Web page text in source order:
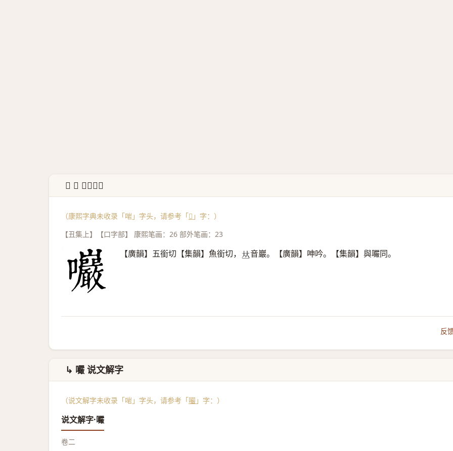
↳ 𡆑 康熙字典
（康熙字典未收录「啱」字头，请参考「𡆑 」字：）
【丑集上】【口字部】 康熙笔画：26 部外笔画：23
【廣韻】五銜切【集韻】魚銜切， 𠀤音巖。【廣韻】呻吟。【集韻】與㘙同。
反
↳ 㘙 说文解字
（说文解字未收录「啱」字头，请参考「㘙 」字：）
说文解字·㘙
卷二